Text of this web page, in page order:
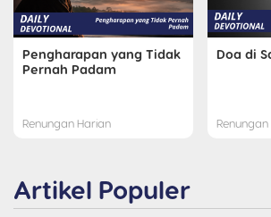
Pengharapan yang Tidak
Pernah Padam
Renungan Harian
Doa di
Artikel Populer